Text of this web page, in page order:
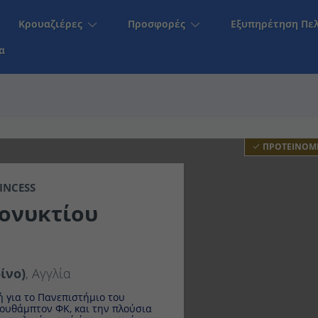
Κρουαζιέρες Προσφορές Εξυπηρέτηση
(24Pri27)
το Πανεπιστήμιο του
ΦΚ, και την πλούσια
λιμάνι από όπου αναχώρησε ο